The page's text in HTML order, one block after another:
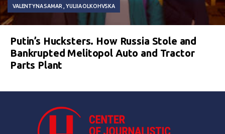
VALENTYNA SAMAR YULIIA OLKOHVSKA
Putin’s Hucksters. How Russia Stole and
Bankrupted Melitopol Auto and Tractor
Parts Plant